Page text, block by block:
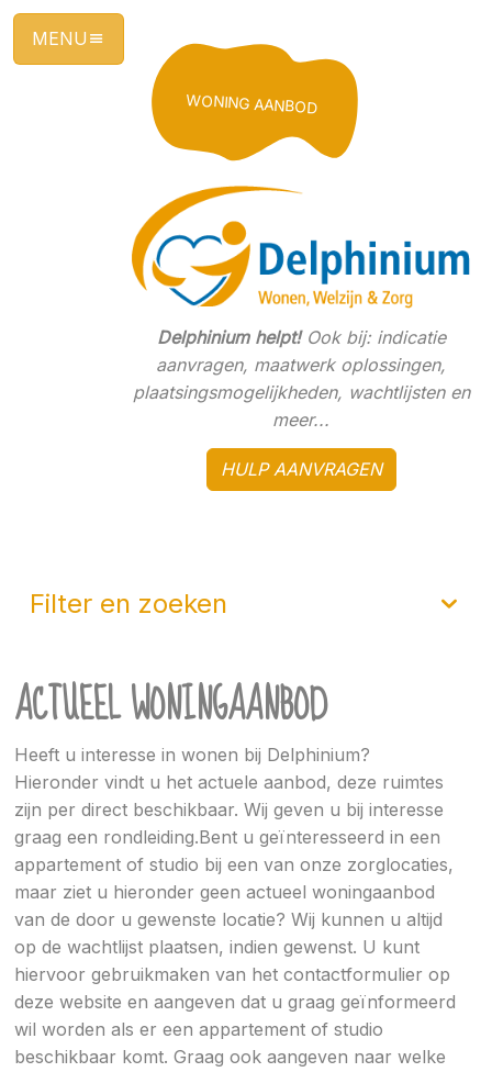
Ga
direct
naar
WONING AANBOD
Delphinium helpt! Ook bij: indicatie
aanvragen, maatwerk oplossingen,
plaatsingsmogelijkheden, wachtlijsten en
meer...
HULP AANVRAGEN
filter en zoeken
ACTUEEL WONINGAANBOD
Heeft u interesse in wonen bij Delphinium?
Hieronder vindt u het actuele aanbod, deze ruimtes
zijn per direct beschikbaar. Wij geven u bij interesse
graag een rondleiding.Bent u geïnteresseerd in een
appartement of studio bij een van onze zorglocaties,
maar ziet u hieronder geen actueel woningaanbod
van de door u gewenste locatie? Wij kunnen u altijd
op de wachtlijst plaatsen, indien gewenst. U kunt
hiervoor gebruikmaken van het contactformulier op
deze website en aangeven dat u graag geïnformeerd
wil worden als er een appartement of studio
beschikbaar komt. Graag ook aangeven naar welke